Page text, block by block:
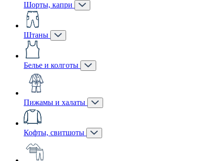
Шорты, капри
Штаны
Белье и колготы
Пижамы и халаты
Кофты, свитшоты